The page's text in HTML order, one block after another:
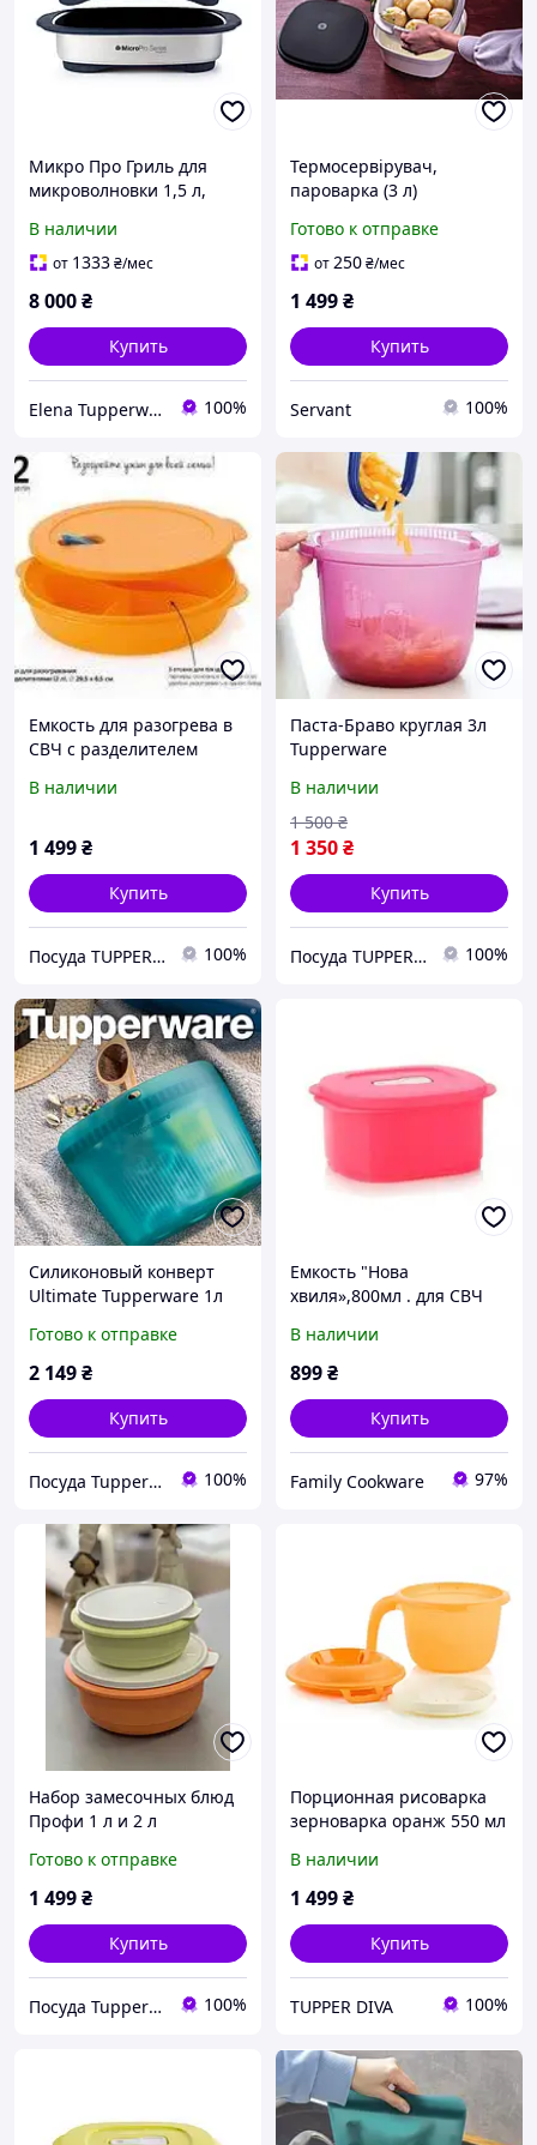
Микро Про Гриль для
микроволновки 1,5 л,
В наличии
от 1333₴/мес
8 000₴
Купить
Elena Tupperware Odessa 100%
Термосервірувач,
пароварка (3 л)
Готово к отправке
от250₴/мес
1 499₴
Купить
Servant 100%
Емкость для разогрева в
СВЧ с разделителем
В наличии
1 499₴
Купить
Посуда TUPPERWARE 100%
Паста-Браво круглая 3л
Tupperware
В наличии
1 350₴
1 500 ₴
Купить
Посуда TUPPERWARE 100%
Силиконовый конверт
Ultimate Tupperware 1л
Готово к отправке
2 149₴
Купить
Посуда Tupperware 100%
Емкость "Нова
хвиля»,800мл . для СВЧ
В наличии
899₴
Купить
Family Cookware 97%
Набор замесочных блюд
Профи 1 л и 2 л
Готово к отправке
1 499₴
Купить
Посуда Tupperware 100%
Порционная рисоварка
зерноварка оранж 550 мл
В наличии
1 499₴
Купить
TUPPER DIVA 100%